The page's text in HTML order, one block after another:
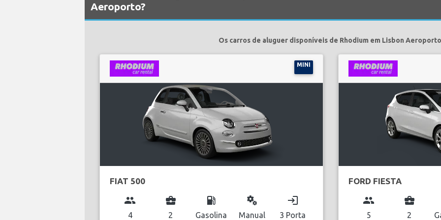
Aeroporto?
Os carros de aluguer disponíveis de Rhodium em Lisbon
MINI
FIAT 500
group
4
business_center
2
local_gas_station
Gasolina
miscellaneous_services
Manual
login
3 Porta
FORD FIESTA
group
5
business_center
2